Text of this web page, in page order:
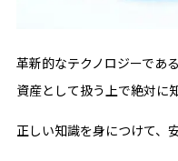
革新的なテクノロジーであ
資産として扱う上で絶対に
正しい知識を身につけて、